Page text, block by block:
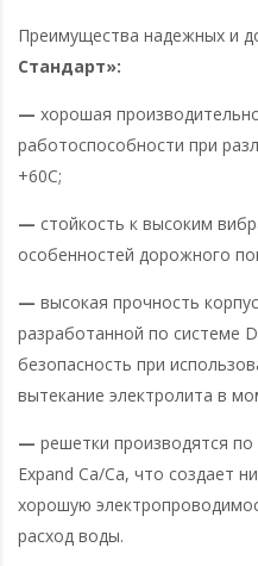
Преимущества надежных и
Стандарт»:
— хорошая
работоспособности при
+60C;
— стойкость к высоким
особенностей дорожного
— высокая прочность
разработанной по системе
безопасность при
вытекание электролита в
— решетки производятся
Expand Ca/Ca, что создает
хорошую
расход воды.